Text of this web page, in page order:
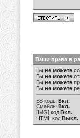
Ваши права в
Вы не можете
Вы не можете
Вы не можете
Вы не можете
BB коды Вкл.
Смайлы Вкл.
[IMG] код Вкл.
HTML код Выкл.